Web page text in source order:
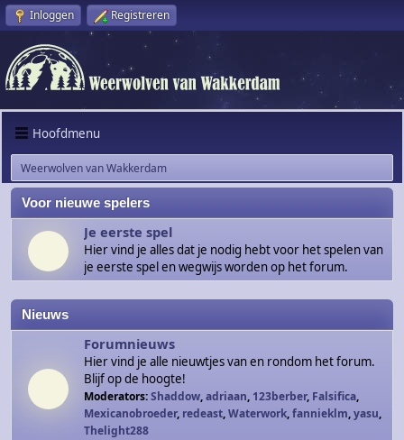
Inloggen Registreren
Hoofdmenu
Weerwolven van Wakkerdam
Voor nieuwe spelers
Je eerste spel
Hier vind je alles dat je nodig hebt voor het spelen van
je eerste spel en wegwijs worden op het forum.
Nieuws
Forumnieuws
Hier vind je alle nieuwtjes van en rondom het forum.
Blijf op de hoogte!
Moderators:Shaddow,adriaan, 123berber, Falsifica,
Mexicanobroeder, redeast,Waterwork,fannieklm,yasu,
Thelight288